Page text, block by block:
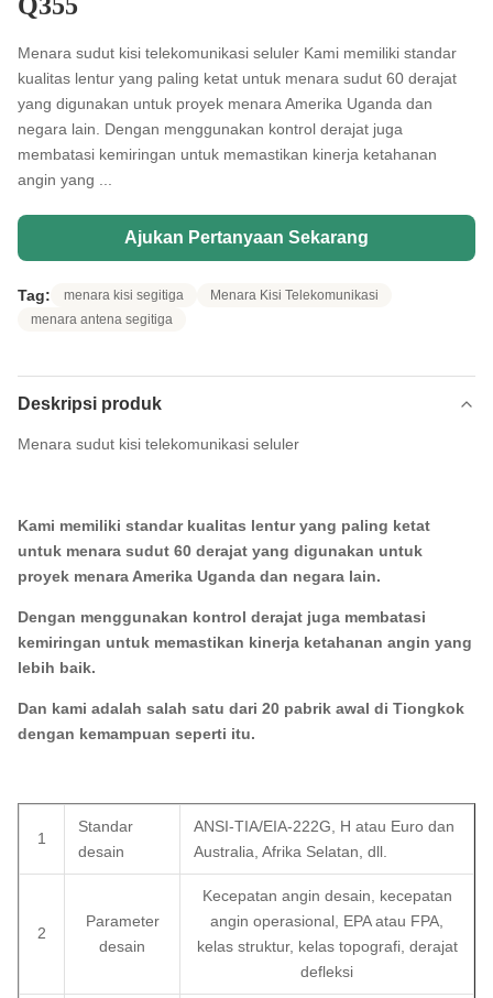
Menara sudut kisi telekomunikasi seluler Kami memiliki standar
kualitas lentur yang paling ketat untuk menara sudut 60 derajat
yang digunakan untuk proyek menara Amerika Uganda dan
negara lain. Dengan menggunakan kontrol derajat juga
membatasi kemiringan untuk memastikan kinerja ketahanan
angin yang ...
Ajukan Pertanyaan Sekarang
Tag: menara kisi segitiga
Menara Kisi Telekomunikasi
menara antena segitiga
Deskripsi produk
Menara sudut kisi telekomunikasi seluler
Kami memiliki standar kualitas lentur yang paling ketat
untuk menara sudut 60 derajat yang digunakan untuk
proyek menara Amerika Uganda dan negara lain.
Dengan menggunakan kontrol derajat juga membatasi
kemiringan untuk memastikan kinerja ketahanan angin yang
lebih baik.
Dan kami adalah salah satu dari 20 pabrik awal di Tiongkok
dengan kemampuan seperti itu.
1
Standar
desain
ANSI-TIA/EIA-222G, H atau Euro dan
Australia, Afrika Selatan, dll.
2
Parameter
desain
Kecepatan angin desain, kecepatan
angin operasional, EPA atau FPA,
kelas struktur, kelas topografi, derajat
defleksi